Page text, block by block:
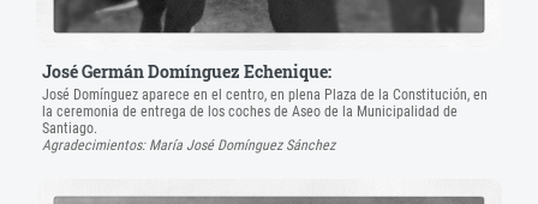
José Germán Domínguez Echenique:
José Domínguez aparece en el centro, en plena Plaza de la Constitución, en
la ceremonia de entrega de los coches de Aseo de la Municipalidad de
Santiago.
Agradecimientos: María José Domínguez Sánchez